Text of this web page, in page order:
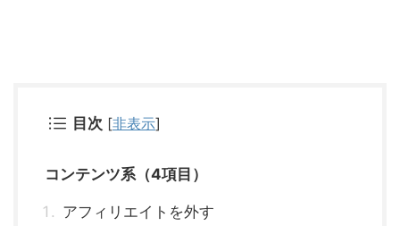
目次 [非表示]
コンテンツ系（4項目）
アフィリエイトを外す